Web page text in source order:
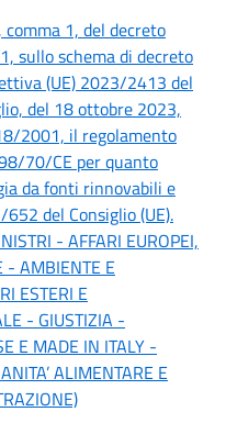
1, del decreto
sullo schema di decreto
(UE) 2023/2413 del
del 18 ottobre 2023,
2001, il regolamento
70/CE per quanto
da fonti rinnovabili e
del Consiglio (UE).
- AFFARI EUROPEI,
- AMBIENTE E
ESTERI E
- GIUSTIZIA -
E MADE IN ITALY -
ALIMENTARE E